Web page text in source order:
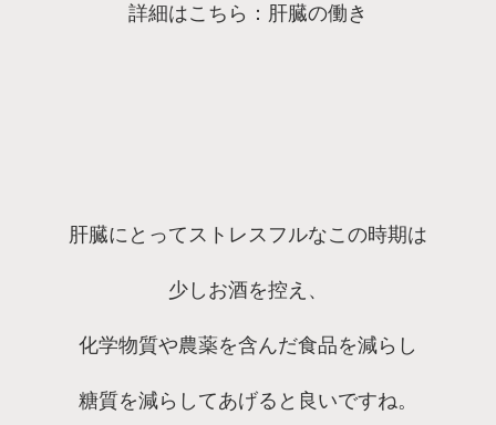
詳細はこちら：肝臓の働き
肝臓にとってストレスフルなこの時期は
少しお酒を控え、
化学物質や農薬を含んだ食品を減らし
糖質を減らしてあげると良いですね。